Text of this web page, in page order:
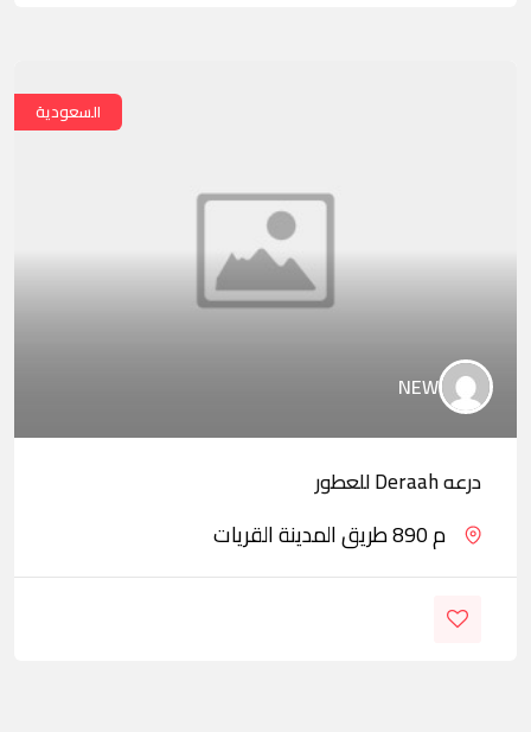
السعودية
NEW
درعه Deraah للعطور
م 890 طريق المدينة القريات